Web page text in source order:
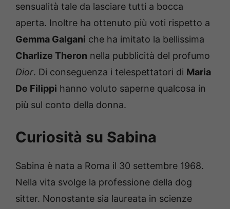
sensualità tale da lasciare tutti a bocca
aperta. Inoltre ha ottenuto più voti rispetto a
Gemma Galgani che ha imitato la bellissima
Charlize Theron nella pubblicità del profumo
Dior. Di conseguenza i telespettatori di Maria
De Filippi hanno voluto saperne qualcosa in
più sul conto della donna.
Curiosità su Sabina
Sabina è nata a Roma il 30 settembre 1968.
Nella vita svolge la professione della dog
sitter. Nonostante sia laureata in scienze